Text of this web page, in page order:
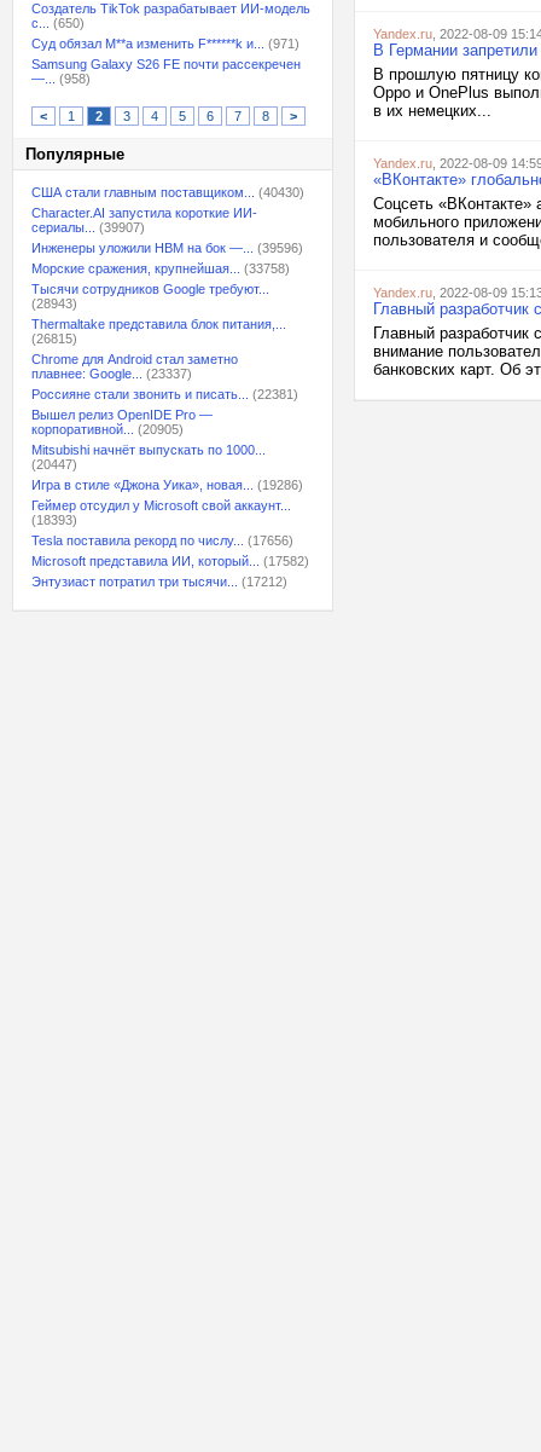
Создатель TikTok разрабатывает ИИ-модель
с...
(650)
Суд обязал M**a изменить F******k и...
(971)
Samsung Galaxy S26 FE почти рассекречен
—...
(958)
< 1 2 3 4 5 6 7 8 >
Популярные
США стали главным поставщиком...
(40430)
Character.AI запустила короткие ИИ-
сериалы...
(39907)
Инженеры уложили HBM на бок —...
(39596)
Морские сражения, крупнейшая...
(33758)
Тысячи сотрудников Google требуют...
(28943)
Thermaltake представила блок питания,...
(26815)
Chrome для Android стал заметно
плавнее: Google...
(23337)
Россияне стали звонить и писать...
(22381)
Вышел релиз OpenIDE Pro —
корпоративной...
(20905)
Mitsubishi начнёт выпускать по 1000...
(20447)
Игра в стиле «Джона Уика», новая...
(19286)
Геймер отсудил у Microsoft свой аккаунт...
(18393)
Tesla поставила рекорд по числу...
(17656)
Microsoft представила ИИ, который...
(17582)
Энтузиаст потратил три тысячи...
(17212)
Yandex.ru , 2022-08-09
В Германии
В прошлую пятницу
Oppo и OnePlus
в их немецких...
Yandex.ru , 2022-08-09
«ВКонтакте»
Соцсеть
мобильного
пользователя и
Yandex.ru , 2022-08-09
Главный разработчик
Главный
внимание
банковских карт. Об